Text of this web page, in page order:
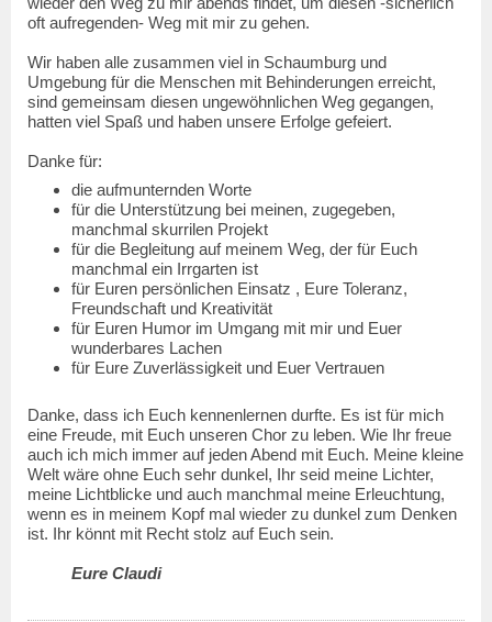
oft aufregenden- Weg mit mir zu gehen.
Wir haben alle zusammen viel in Schaumburg und
Umgebung für die Menschen mit Behinderungen erreicht,
sind gemeinsam diesen ungewöhnlichen Weg gegangen,
hatten viel Spaß und haben unsere Erfolge gefeiert.
Danke für:
die aufmunternden Worte
für die Unterstützung bei meinen, zugegeben,
manchmal skurrilen Projekt
für die Begleitung auf meinem Weg, der für Euch
manchmal ein Irrgarten ist
für Euren persönlichen Einsatz , Eure Toleranz,
Freundschaft und Kreativität
für Euren Humor im Umgang mit mir und Euer
wunderbares Lachen
für Eure Zuverlässigkeit und Euer Vertrauen
Danke, dass ich Euch kennenlernen durfte. Es ist für mich
eine Freude, mit Euch unseren Chor zu leben. Wie Ihr freue
auch ich mich immer auf jeden Abend mit Euch. Meine kleine
Welt wäre ohne Euch sehr dunkel, Ihr seid meine Lichter,
meine Lichtblicke und auch manchmal meine Erleuchtung,
wenn es in meinem Kopf mal wieder zu dunkel zum Denken
ist. Ihr könnt mit Recht stolz auf Euch sein.
Eure Claudi